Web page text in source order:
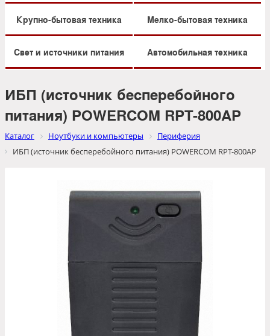
Крупно-бытовая техника Мелко-бытовая техника
Свет и источники питания Автомобильная техника
ИБП (источник бесперебойного
питания) POWERCOM RPT-800AP
Каталог Ноутбуки и компьютеры
Периферия
ИБП (источник бесперебойного питания) POWERCOM RPT-800AP